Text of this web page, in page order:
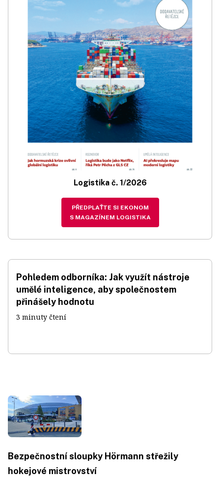
Logistika č. 1/2026
PŘEDPLAŤTE SI EKONOM
S MAGAZÍNEM LOGISTIKA
Pohledem odborníka: Jak využít nástroje
umělé inteligence, aby společnostem
přinášely hodnotu
3 minuty čtení
Bezpečnostní sloupky Hörmann střežily
hokejové mistrovství